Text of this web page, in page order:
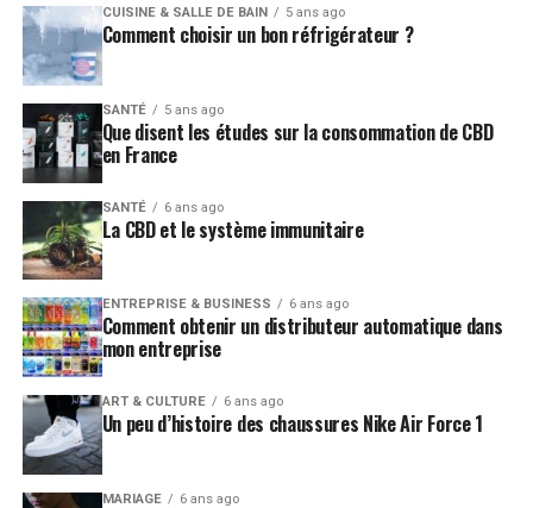
CUISINE & SALLE DE BAIN 5 ans ago
Comment choisir un bon réfrigérateur ?
SANTÉ 5 ans ago
Que disent les études sur la consommation de CBD
en France
SANTÉ 6 ans ago
La CBD et le système immunitaire
ENTREPRISE & BUSINESS 6 ans ago
Comment obtenir un distributeur automatique dans
mon entreprise
ART & CULTURE 6 ans ago
Un peu d’histoire des chaussures Nike Air Force 1
MARIAGE 6 ans ago